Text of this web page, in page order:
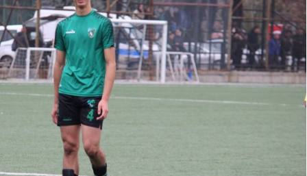
spor41
#
spor41
#kocaelispor